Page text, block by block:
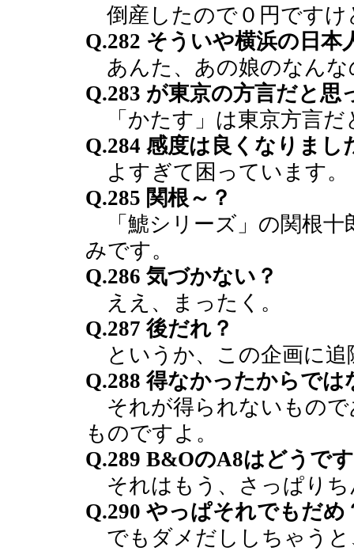
倒産したので０円ですけ
Q.282 そういや横浜の日
あんた、あの娘のなんな
Q.283 が東京の方言だと思
「かたす」は東京方言だ
Q.284 感度は良くなりまし
よすぎて困っています。
Q.285 関根～？
「鯱シリーズ」の関根
みです。
Q.286 気づかない？
ええ、まったく。
Q.287 後だれ？
というか、この企画に追
Q.288 得なかったからでは
それが得られないもので
ものですよ。
Q.289 B&OのA8はどうで
それはもう、さっぱりち
Q.290 やっぱそれでもだめ
でもダメだししちゃうと